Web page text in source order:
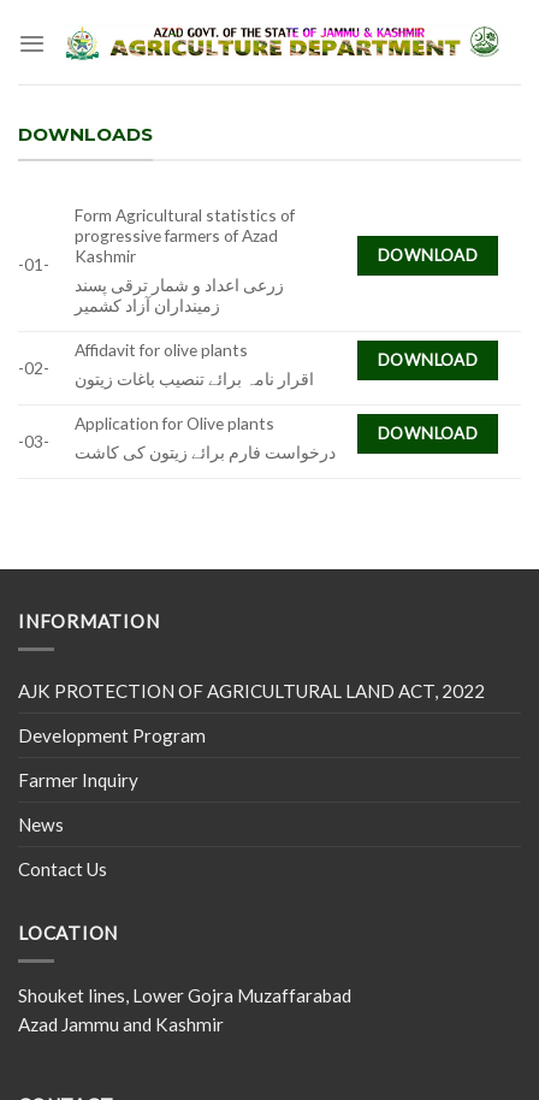
DOWNLOADS
-01-
Form Agricultural statistics of
progressive farmers of Azad
Kashmir
زرعی اعداد و شمار ترقی پسند
زمینداران آزاد کشمیر
DOWNLOAD
-02-
Affidavit for olive plants
اقرار نامہ برائے تنصیب باغات زیتون
DOWNLOAD
-03-
Application for Olive plants
درخواست فارم برائے زیتون کی کاشت
DOWNLOAD
INFORMATION
AJK PROTECTION OF AGRICULTURAL LAND ACT, 2022
Development Program
Farmer Inquiry
News
Contact Us
LOCATION
Shouket lines, Lower Gojra Muzaffarabad
Azad Jammu and Kashmir